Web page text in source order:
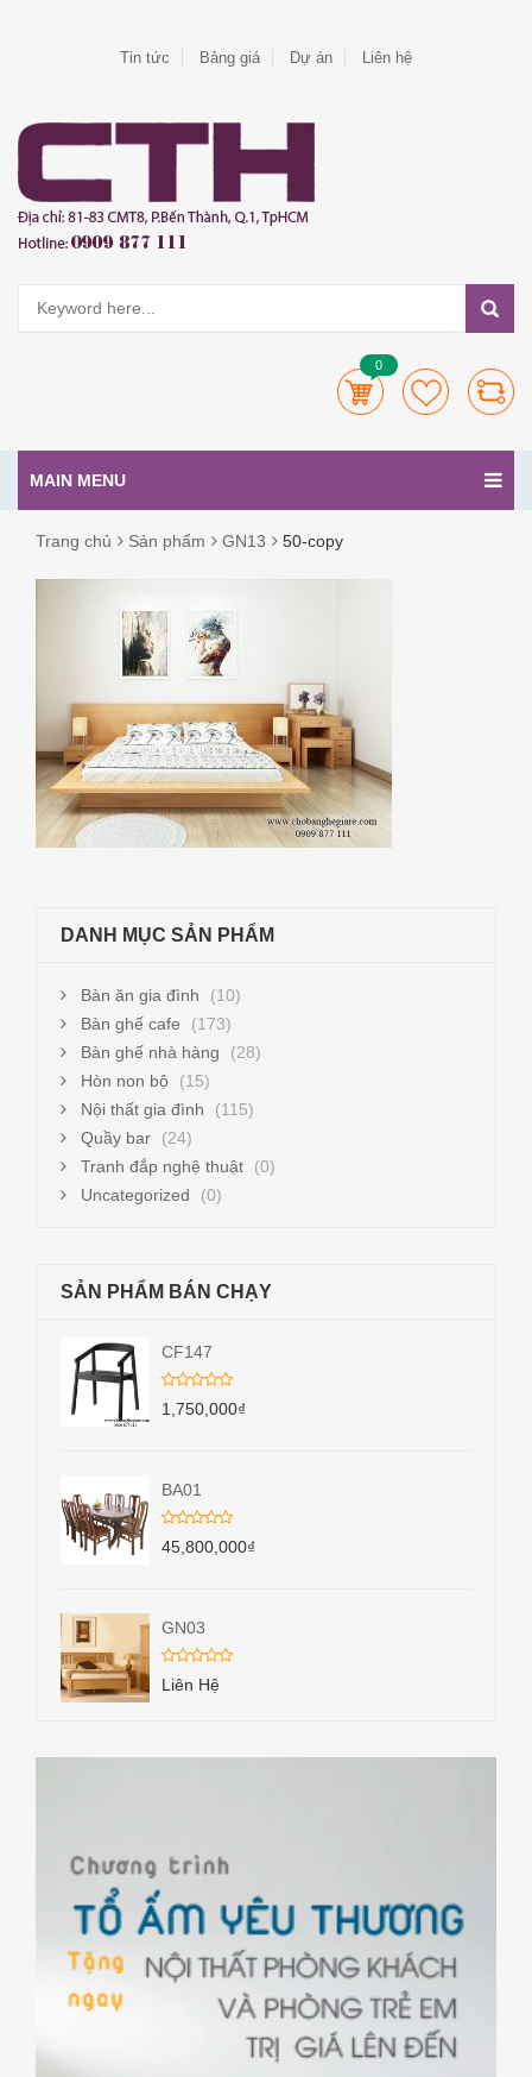
Tin tức Bảng giá Dự án Liên hệ
0
MAIN MENU
Trang chủ Sản phẩm GN13 50-copy
DANH MỤC SẢN PHẨM
Bàn ăn gia đình
(10)
Bàn ghế cafe
(173)
Bàn ghế nhà hàng
(28)
Hòn non bộ
(15)
Nội thất gia đình
(115)
Quầy bar
(24)
Tranh đắp nghệ thuật
(0)
Uncategorized
(0)
SẢN PHẨM BÁN CHẠY
CF147
1,750,000₫
BA01
45,800,000₫
GN03
Liên Hệ